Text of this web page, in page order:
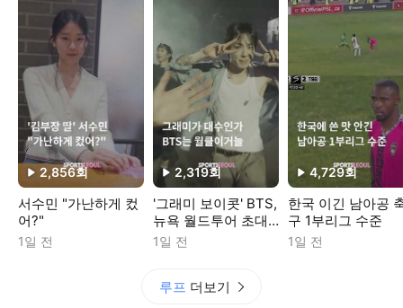
2,856회
서수민 "가난하게 컸
어?"
1일 전
2,319회
'그래미 보이콧' BTS,
뉴욕 월드투어 초대
박
1일 전
4,729회
한국 이긴 남아공
구 1부리그 수준
1일 전
루프 더보기